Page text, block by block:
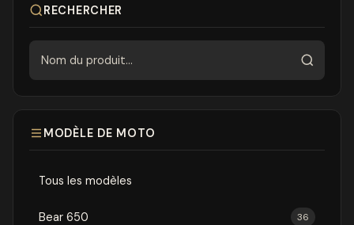
RECHERCHER
MODÈLE DE MOTO
Tous les modèles
Bear 650 36